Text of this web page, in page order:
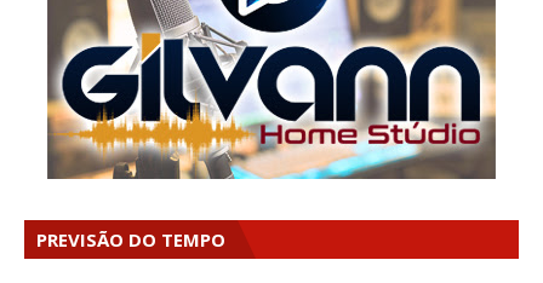
PREVISÃO DO TEMPO